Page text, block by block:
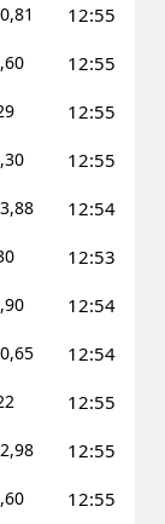
12:55
12:55
12:55
12:55
12:54
12:53
12:54
12:54
12:55
12:55
12:55